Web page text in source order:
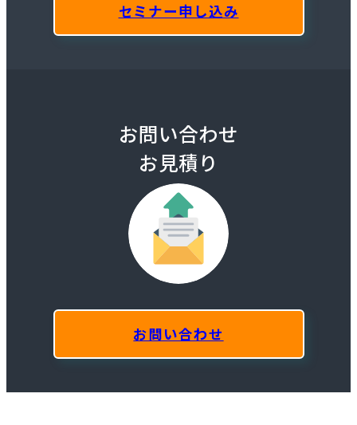
セミナー申し込み
お問い合わせ
お見積り
お問い合わせ